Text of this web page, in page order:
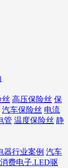
丝 高压保险丝 保
汽车保险丝 电流
管 温度保险丝 静
器行业案例 汽车
消费电子.LED驱